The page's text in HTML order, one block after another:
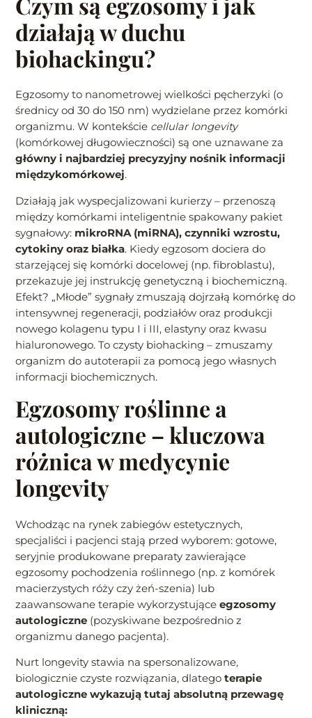
działają w duchu
biohackingu?
Egzosomy to nanometrowej wielkości pęcherzyki (o
średnicy od 30 do 150 nm) wydzielane przez komórki
organizmu. W kontekście cellular longevity
(komórkowej długowieczności) są one uznawane za
główny i najbardziej precyzyjny nośnik informacji
międzykomórkowej.
Działają jak wyspecjalizowani kurierzy – przenoszą
między komórkami inteligentnie spakowany pakiet
sygnałowy: mikroRNA (miRNA), czynniki wzrostu,
cytokiny oraz białka. Kiedy egzosom dociera do
starzejącej się komórki docelowej (np. fibroblastu),
przekazuje jej instrukcję genetyczną i biochemiczną.
Efekt? „Młode” sygnały zmuszają dojrzałą komórkę do
intensywnej regeneracji, podziałów oraz produkcji
nowego kolagenu typu I i III, elastyny oraz kwasu
hialuronowego. To czysty biohacking – zmuszamy
organizm do autoterapii za pomocą jego własnych
informacji biochemicznych.
Egzosomy roślinne a
autologiczne – kluczowa
różnica w medycynie
longevity
Wchodząc na rynek zabiegów estetycznych,
specjaliści i pacjenci stają przed wyborem: gotowe,
seryjnie produkowane preparaty zawierające
egzosomy pochodzenia roślinnego (np. z komórek
macierzystych róży czy żeń-szenia) lub
zaawansowane terapie wykorzystująceegzosomy
autologiczne (pozyskiwane bezpośrednio z
organizmu danego pacjenta).
Nurt longevity stawia na spersonalizowane,
biologicznie czyste rozwiązania, dlategoterapie
autologiczne wykazują tutaj absolutną przewagę
kliniczną: